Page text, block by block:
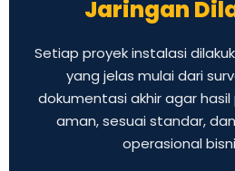
Jaringan
Setiap proyek instalasi
yang jelas mulai dari
dokumentasi akhir agar
aman, sesuai standar,
operasional